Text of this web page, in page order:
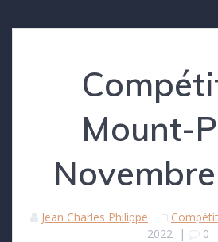
Mount-
Jean Charles Philippe
2022 | 0